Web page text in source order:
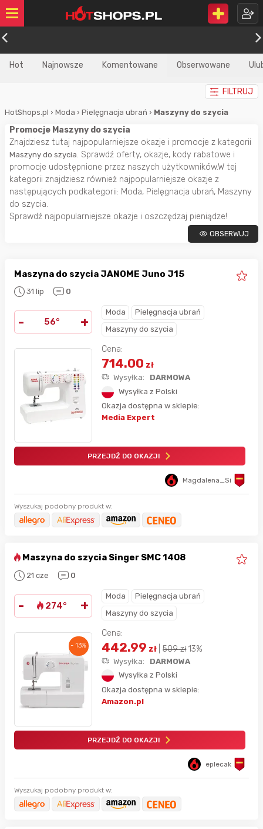
Hot Najnowsze Komentowane Obserwowane
FILTRUJ
HotShops.pl › Moda › Pielęgnacja ubrań › Maszyny do szycia
Promocje Maszyny do szycia
Znajdziesz tutaj najpopularniejsze okazje i promocje z kategorii
Maszyny do szycia. Sprawdź oferty, okazje, kody rabatowe i
promocje udostępnione przez naszych użytkowników.W tej
kategorii znajdziesz również najpopularniejsze okazje z
następujących podkategorii: Moda, Pielęgnacja ubrań, Maszyny
do szycia.
Sprawdź najpopularniejsze okazje i oszczędzaj pieniądze!
OBSERWUJ
Maszyna do szycia JANOME Juno J15
31 lip 0
- 56° +
Moda
Pielęgnacja ubrań
Maszyny do szycia
Cena:
714.00 zł
Wysyłka:
DARMOWA
Wysyłka z Polski
Okazja dostępna w sklepie:
Media Expert
PRZEJDŹ DO OKAZJI
Magdalena_Si
Wyszukaj podobny produkt w:
Maszyna do szycia Singer SMC 1408
21 cze 0
- 274° +
Moda
Pielęgnacja ubrań
Maszyny do szycia
- 13%
Cena:
442.99 zł 509zł 13%
Wysyłka:
DARMOWA
Wysyłka z Polski
Okazja dostępna w sklepie:
Amazon.pl
PRZEJDŹ DO OKAZJI
eplecak
Wyszukaj podobny produkt w: